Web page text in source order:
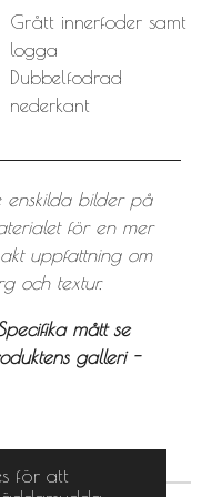
för att
Grått innerfoder samt
logga
Dubbelfodrad
nederkant
enskilda bilder på
för en mer
uppfattning om
och textur.
mått se
galleri -